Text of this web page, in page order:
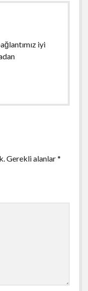
iyi
Gerekli alanlar*